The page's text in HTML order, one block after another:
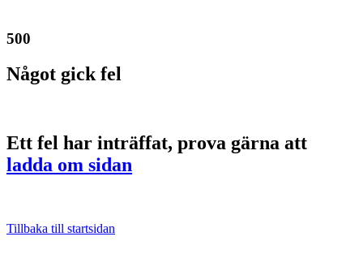
500
Något gick fel
Ett fel har inträffat, prova gärna att
ladda om sidan
Tillbaka till startsidan